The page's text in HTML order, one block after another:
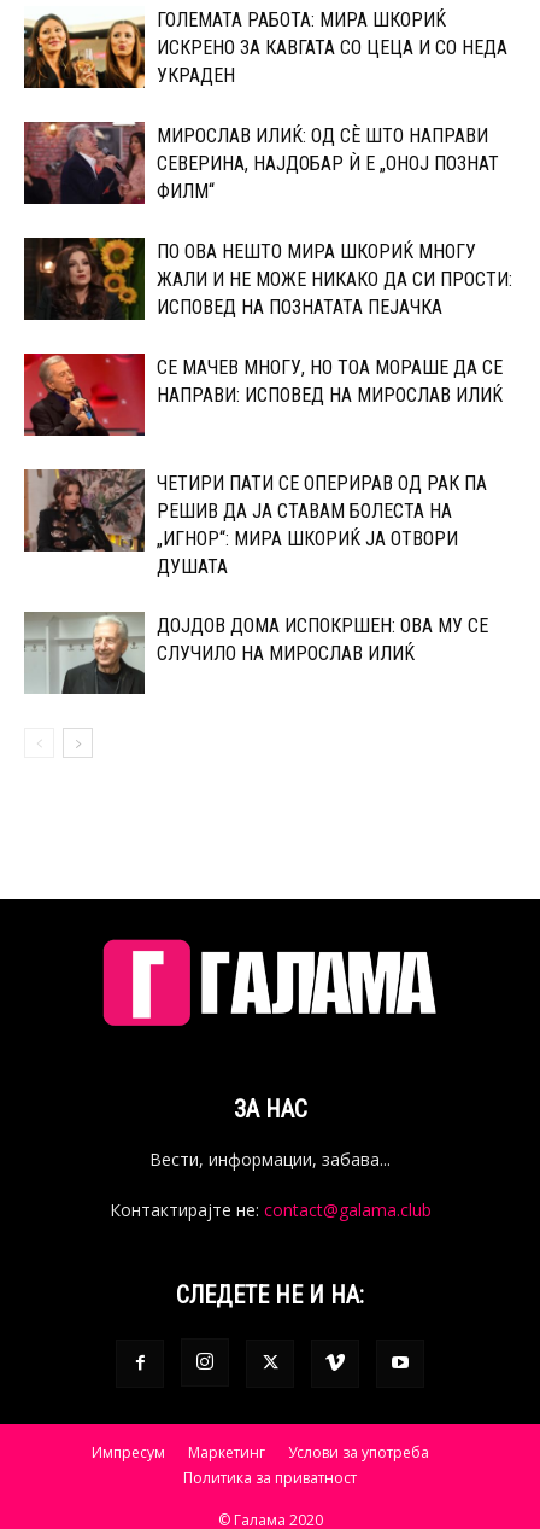
ГОЛЕМАТА РАБОТА: МИРА ШКОРИЌ
ИСКРЕНО ЗА КАВГАТА СО ЦЕЦА И СО НЕДА
УКРАДЕН
МИРОСЛАВ ИЛИЌ: ОД СÈ ШТО НАПРАВИ
СЕВЕРИНА, НАЈДОБАР Ѝ Е „ОНОЈ ПОЗНАТ
ФИЛМ“
ПО ОВА НЕШТО МИРА ШКОРИЌ МНОГУ
ЖАЛИ И НЕ МОЖЕ НИКАКО ДА СИ ПРОСТИ:
ИСПОВЕД НА ПОЗНАТАТА ПЕЈАЧКА
СЕ МАЧЕВ МНОГУ, НО ТОА МОРАШЕ ДА СЕ
НАПРАВИ: ИСПОВЕД НА МИРОСЛАВ ИЛИЌ
ЧЕТИРИ ПАТИ СЕ ОПЕРИРАВ ОД РАК ПА
РЕШИВ ДА ЈА СТАВАМ БОЛЕСТА НА
„ИГНОР“: МИРА ШКОРИЌ ЈА ОТВОРИ
ДУШАТА
ДОЈДОВ ДОМА ИСПОКРШЕН: ОВА МУ СЕ
СЛУЧИЛО НА МИРОСЛАВ ИЛИЌ
ЗА НАС
Вести, информации, забава...
Контактирајте не: contact@galama.club
СЛЕДЕТЕ НЕ И НА:
Импресум Маркетинг
Услови за употреба
Политика за приватност
© Галама 2020